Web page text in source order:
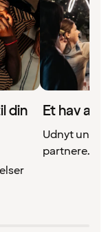
din
Et hav af
Udnyt
partnere.